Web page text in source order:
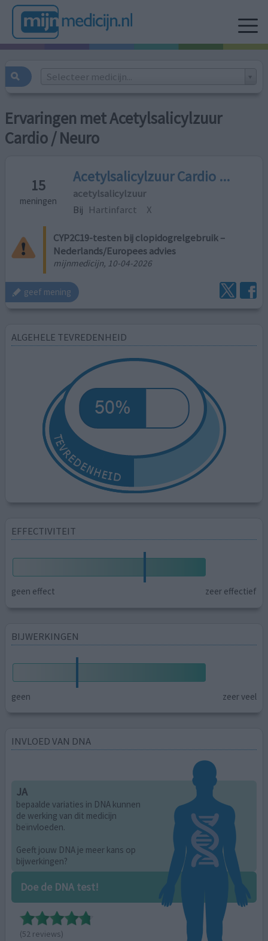
Selecteer medicijn...
Ervaringen met Acetylsalicylzuur
Cardio / Neuro
15
meningen
Acetylsalicylzuur Cardio ...
acetylsalicylzuur
Bij Hartinfarct X
CYP2C19-testen bij clopidogrelgebruik –
Nederlands/Europees advies
mijnmedicijn, 10-04-2026
geef mening
ALGEHELE TEVREDENHEID
EFFECTIVITEIT
geen effect zeer effectief
BIJWERKINGEN
geen zeer veel
INVLOED VAN DNA
JA
bepaalde variaties in DNA kunnen
de werking van dit medicijn
beïnvloeden.
Geeft jouw DNA je meer kans op
bijwerkingen?
Doe de DNA test!
(52 reviews)